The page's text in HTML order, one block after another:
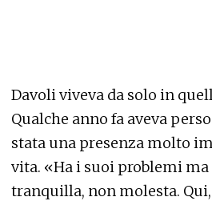
Davoli viveva da solo in
Qualche anno fa aveva
stata una presenza molto
vita. «Ha i suoi problemi ma
tranquilla, non molesta.